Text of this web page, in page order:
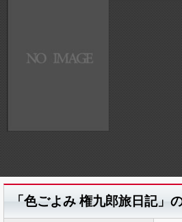
「色ごよみ 権九郎旅日記」